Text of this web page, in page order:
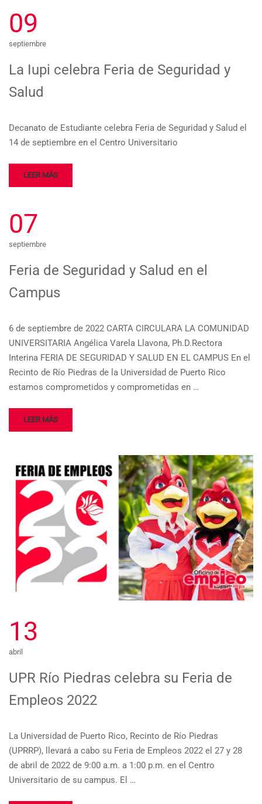
09
septiembre
La Iupi celebra Feria de Seguridad y
Salud
Decanato de Estudiante celebra Feria de Seguridad y Salud el
14 de septiembre en el Centro Universitario
LEER MÁS
07
septiembre
Feria de Seguridad y Salud en el
Campus
6 de septiembre de 2022 CARTA CIRCULARA LA COMUNIDAD
UNIVERSITARIA Angélica Varela Llavona, Ph.D.Rectora
Interina FERIA DE SEGURIDAD Y SALUD EN EL CAMPUS En el
Recinto de Río Piedras de la Universidad de Puerto Rico
estamos comprometidos y comprometidas en …
LEER MÁS
13
abril
UPR Río Piedras celebra su Feria de
Empleos 2022
La Universidad de Puerto Rico, Recinto de Río Piedras
(UPRRP), llevará a cabo su Feria de Empleos 2022 el 27 y 28
de abril de 2022 de 9:00 a.m. a 1:00 p.m. en el Centro
Universitario de su campus. El …